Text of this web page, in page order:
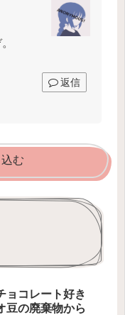
返信
む
ョコレート好き
豆の廃棄物から